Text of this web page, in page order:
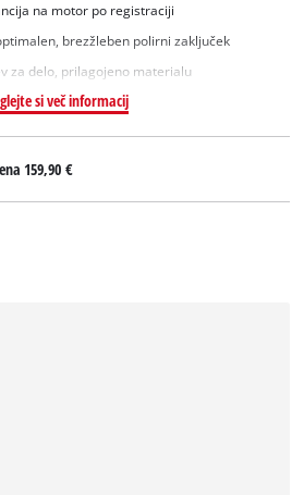
na motor po registraciji
brezžleben polirni zaključek
za delo, prilagojeno materialu
si več informacij
159,90 €